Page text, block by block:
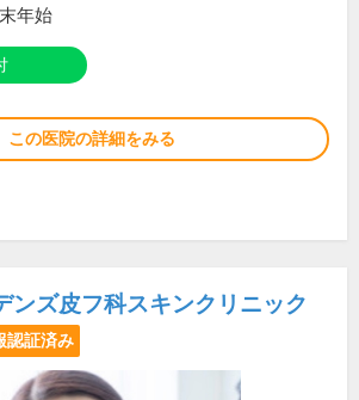
年始
この医院の詳細をみる
ンズ皮フ科スキンクリニック
認証済み